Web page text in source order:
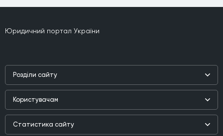
Юридичний портал України
Роздiли сайту
Наука
Практика
Публiкацiї та iнтерв'ю
Користувачам
Реєстр користувачiв
Партнери
Статистика сайту